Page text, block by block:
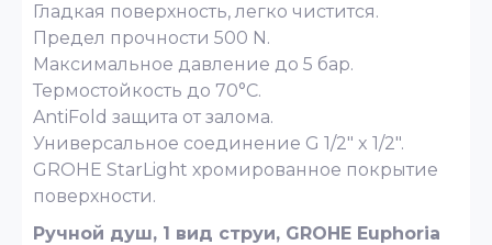
Гладкая поверхность, легко чистится.
Предел прочности 500 N.
Максимальное давление до 5 бар.
Термостойкость до 70°C.
AntiFold защита от залома.
Универсальное соединение G 1/2" x 1/2".
GROHE StarLight хромированное покрытие
поверхности.
Ручной душ, 1 вид струи, GROHE Euphoria